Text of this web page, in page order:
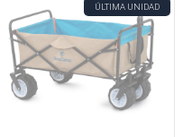
ÚLTIMA UNIDAD